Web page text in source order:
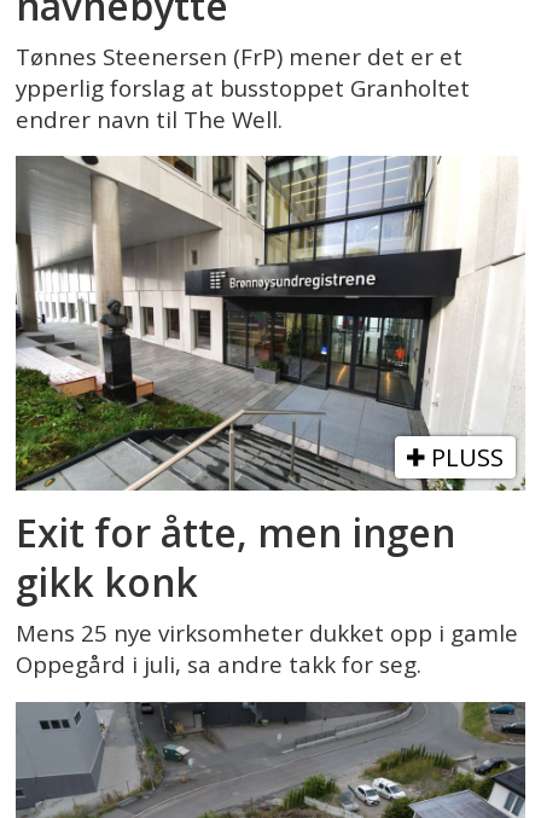
Tønnes Steenersen (FrP) mener det er et
ypperlig forslag at busstoppet Granholtet
endrer navn til The Well.
PLUSS
Exit for åtte, men ingen
gikk konk
Mens 25 nye virksomheter dukket opp i gamle
Oppegård i juli, sa andre takk for seg.